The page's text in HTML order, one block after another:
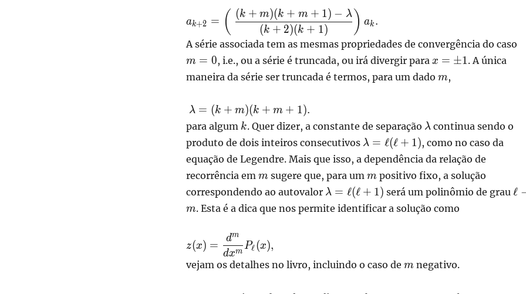
\displaystyle
a_{k+2} =\left(
\frac{(k+m)
(k+m+1)-
\lambda}{(k+2)
(k+1)}\right)a_k.
ak+2 = ( (k + 2)(k + 1)
(k + m)(k + m + 1) − λ ) ak .
A série associada tem as mesmas propriedades de convergência do caso
m = 0, i.e., ou a série é truncada, ou irá divergir para x=\pm
1
x = ±1. A única
maneira da série ser truncada é termos, para um dado m
m,
\displaystyle
\lambda =
(k+m)
(k+m+1).
λ = (k + m)(k + m + 1).
para algum k
k. Quer dizer, a constante de separação \lambda
λ continua sendo o
produto de dois inteiros consecutivos \lambda
= \ell
(\ell+1)
λ = ℓ(ℓ + 1), como no caso da
equação de Legendre. Mais que isso, a dependência da relação de
recorrência em m
msugere que, para um m
mpositivo fixo, a solução
correspondendo ao autovalor \lambda
= \ell
λ = ℓ(ℓ + 1) será um polinômio de grauℓ
m. Esta é a dica que nos permite identificar a solução como
\displaystyle z(x)
= \frac{d^m}
{dx^m}P_\ell(x),
z(x) =
dxm
dm
Pℓ(x),
vejam os detalhes no livro, incluindo o caso de m
mnegativo.